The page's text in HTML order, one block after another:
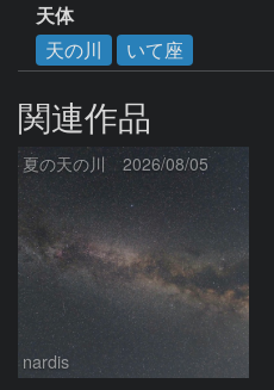
天体
天の川
いて座
関連作品
夏の天の川 2026/08/05
nardis